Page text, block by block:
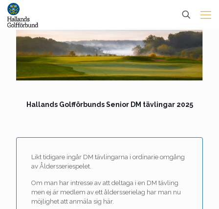
Hallands Golfförbunds Senior DM tävlingar 2025
Likt tidigare ingår DM tävlingarna i ordinarie omgång
av Åldersseriespelet.
Om man har intresse av att deltaga i en DM tävling
men ej är medlem av ett åldersserielag har man nu
möjlighet att anmäla sig här.